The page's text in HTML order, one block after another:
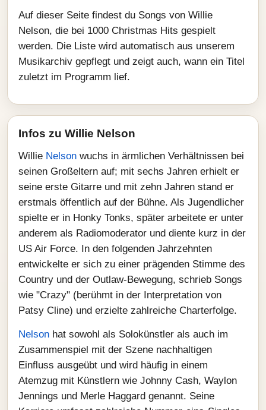
Auf dieser Seite findest du Songs von Willie
Nelson, die bei 1000 Christmas Hits gespielt
werden. Die Liste wird automatisch aus unserem
Musikarchiv gepflegt und zeigt auch, wann ein Titel
zuletzt im Programm lief.
Infos zu Willie Nelson
Willie Nelson wuchs in ärmlichen Verhältnissen bei
seinen Großeltern auf; mit sechs Jahren erhielt er
seine erste Gitarre und mit zehn Jahren stand er
erstmals öffentlich auf der Bühne. Als Jugendlicher
spielte er in Honky Tonks, später arbeitete er unter
anderem als Radiomoderator und diente kurz in der
US Air Force. In den folgenden Jahrzehnten
entwickelte er sich zu einer prägenden Stimme des
Country und der Outlaw-Bewegung, schrieb Songs
wie "Crazy" (berühmt in der Interpretation von
Patsy Cline) und erzielte zahlreiche Charterfolge.
Nelson hat sowohl als Solokünstler als auch im
Zusammenspiel mit der Szene nachhaltigen
Einfluss ausgeübt und wird häufig in einem
Atemzug mit Künstlern wie Johnny Cash, Waylon
Jennings und Merle Haggard genannt. Seine